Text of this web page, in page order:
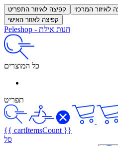
קפיצה לאיזור התפריט לאיזור המרכזי
קפיצה לאזור האישי
Peleshop - חנות אילת
כל המוצרים
תפריט
{{ cartItemsCount }}
סל